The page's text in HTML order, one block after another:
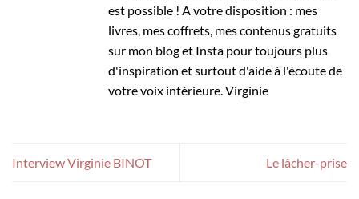
est possible ! A votre disposition : mes
livres, mes coffrets, mes contenus gratuits
sur mon blog et Insta pour toujours plus
d'inspiration et surtout d'aide à l'écoute de
votre voix intérieure. Virginie
Interview Virginie BINOT Le lâcher-prise